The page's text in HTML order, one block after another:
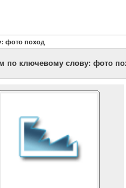
фото поход
по ключевому слову: фото